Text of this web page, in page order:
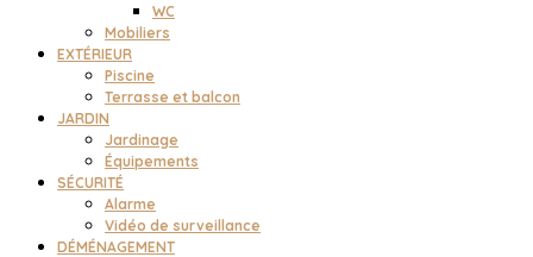
WC
Mobiliers
EXTÉRIEUR
Piscine
Terrasse et balcon
JARDIN
Jardinage
Équipements
SÉCURITÉ
Alarme
Vidéo de surveillance
DÉMÉNAGEMENT